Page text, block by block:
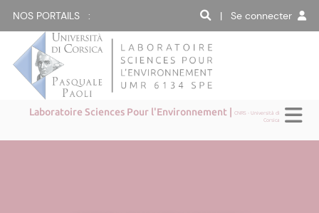
NOS PORTAILS : | Se connecter
Laboratoire Sciences Pour l'Environnement |CNRS - Università di
Corsica